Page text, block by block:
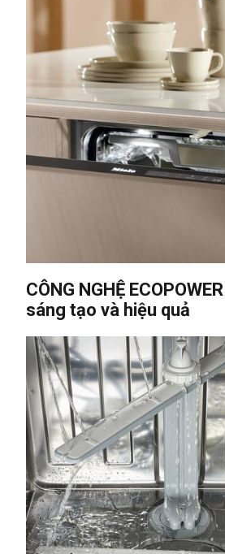
CÔNG NGHỆ
sáng tạo và hiệu quả